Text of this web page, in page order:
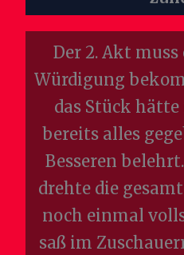
Der 2. Akt
Würdigung
das Stück hätte
bereits alles
Besseren
drehte die
noch einmal
saß im